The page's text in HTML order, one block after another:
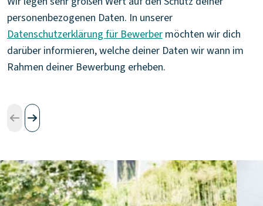
personenbezogenen Daten. In unserer
Datenschutzerklärung für Bewerber möchten wir dich
darüber informieren, welche deiner Daten wir wann im
Rahmen deiner Bewerbung erheben.